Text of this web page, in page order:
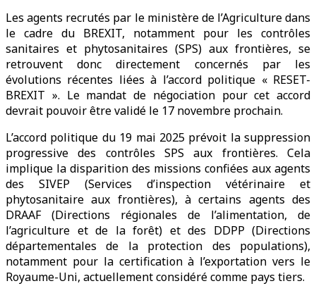
Les agents recrutés par le ministère de l’Agriculture dans
le cadre du BREXIT, notamment pour les contrôles
sanitaires et phytosanitaires (SPS) aux frontières, se
retrouvent donc directement concernés par les
évolutions récentes liées à l’accord politique « RESET-
BREXIT ». Le mandat de négociation pour cet accord
devrait pouvoir être validé le 17 novembre prochain.
L’accord politique du 19 mai 2025 prévoit la suppression
progressive des contrôles SPS aux frontières. Cela
implique la disparition des missions confiées aux agents
des SIVEP (Services d’inspection vétérinaire et
phytosanitaire aux frontières), à certains agents des
DRAAF (Directions régionales de l’alimentation, de
l’agriculture et de la forêt) et des DDPP (Directions
départementales de la protection des populations),
notamment pour la certification à l’exportation vers le
Royaume-Uni, actuellement considéré comme pays tiers.